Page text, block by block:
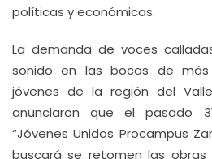
políticas y económicas.
La demanda de voces
sonido en las bocas de
jóvenes de la región del
anunciaron que el pasado
“Jóvenes Unidos Procampus
buscará se retomen las